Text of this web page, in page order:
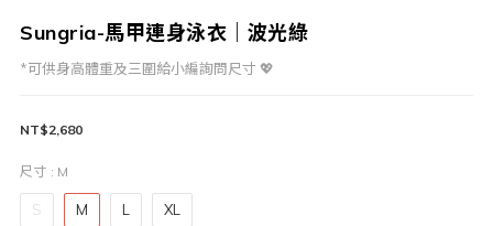
Sungria-馬甲連身泳衣｜波光綠
*可供身高體重及三圍給小編詢問尺寸 💖
NT$2,680
尺寸 : M
S M L XL